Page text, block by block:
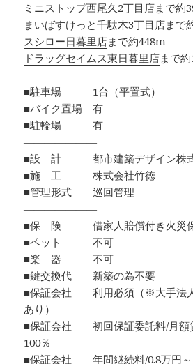
ミニストップ西尾久2丁目店まで約
まいばすけっと千駄木3丁目店まで
スシロー日暮里店まで約448m
ドラッグセイムス東日暮里店まで
■駐車場 1台（平置式）
■バイク置場 有
■駐輪場 有
―――――――
■設 計 都市建築デザイン株
■施 工 株式会社竹徳
■管理形式 巡回管理
―――――――
■保 険 借家人賠償付き火災保
■ペット 不可
■楽 器 不可
■鍵交換代 新築の為不要
■保証会社 利用必須（※大手法
あり）
■保証会社 初回保証委託料/月額
100％
■保証会社 年間継続料/0.8万円～